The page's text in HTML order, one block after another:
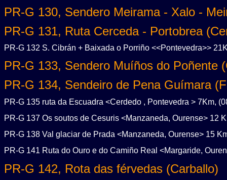
PR-G 130, Sendero Meirama - Xalo -
PR-G 131, Ruta Cerceda - Portobrea
PR-G 132 S. Cibrán + Baixada o Porriño <<Pontevedra>>
PR-G 133, Sendero Muíños do Poñente
PR-G 134, Sendeiro de Pena Guímara
PR-G 135 ruta da Escuadra <Cerdedo , Pontevedra > 7Km,
PR-G 137 Os soutos de Cesuris <Manzaneda, Ourense> 12
PR-G 138 Val glaciar de Prada <Manzaneda, Ourense> 15
PR-G 141 Ruta do Ouro e do Camiño Real <Margaride,
PR-G 142, Rota das férvedas (Carballo)